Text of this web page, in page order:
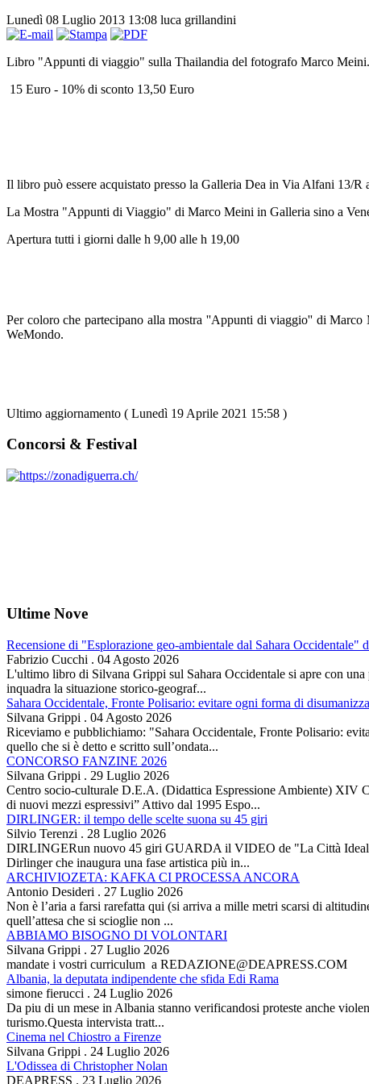
Lunedì 08 Luglio 2013 13:08 luca grillandini
Libro "Appunti di viaggio" sulla Thailandia del fotografo Marco
15 Euro - 10% di sconto 13,50 Euro
Il libro può essere acquistato presso la Galleria Dea in Via Alfani 13/R
La Mostra "Appunti di Viaggio" di Marco Meini in Galleria sino a
Apertura tutti i giorni dalle h 9,00 alle h 19,00
Per coloro che partecipano alla mostra ''Appunti di viaggio'' di
WeMondo.
Ultimo aggiornamento ( Lunedì 19 Aprile 2021 15:58 )
Concorsi & Festival
Ultime Nove
Recensione di "Esplorazione geo-ambientale dal Sahara Occidentale"
Fabrizio Cucchi . 04 Agosto 2026
L'ultimo libro di Silvana Grippi sul Sahara Occidentale si apre con
inquadra la situazione storico-geograf...
Sahara Occidentale, Fronte Polisario: evitare ogni forma di
Silvana Grippi . 04 Agosto 2026
Riceviamo e pubblichiamo: "Sahara Occidentale, Fronte Polisario:
quello che si è detto e scritto sull’ondata...
CONCORSO FANZINE 2026
Silvana Grippi . 29 Luglio 2026
Centro socio-culturale D.E.A. (Didattica Espressione Ambiente) XIV
di nuovi mezzi espressivi” Attivo dal 1995 Espo...
DIRLINGER: il tempo delle scelte suona su 45 giri
Silvio Terenzi . 28 Luglio 2026
DIRLINGERun nuovo 45 giri GUARDA il VIDEO de "La Città
Dirlinger che inaugura una fase artistica più in...
ARCHIVIOZETA: KAFKA CI PROCESSA ANCORA
Antonio Desideri . 27 Luglio 2026
Non è l’aria a farsi rarefatta qui (si arriva a mille metri scarsi di
quell’attesa che si scioglie non ...
ABBIAMO BISOGNO DI VOLONTARI
Silvana Grippi . 27 Luglio 2026
mandate i vostri curriculum a REDAZIONE@DEAPRESS.COM
Albania, la deputata indipendente che sfida Edi Rama
simone fierucci . 24 Luglio 2026
Da piu di un mese in Albania stanno verificandosi proteste anche
turismo.Questa intervista tratt...
Cinema nel Chiostro a Firenze
Silvana Grippi . 24 Luglio 2026
L'Odissea di Christopher Nolan
DEAPRESS . 23 Luglio 2026